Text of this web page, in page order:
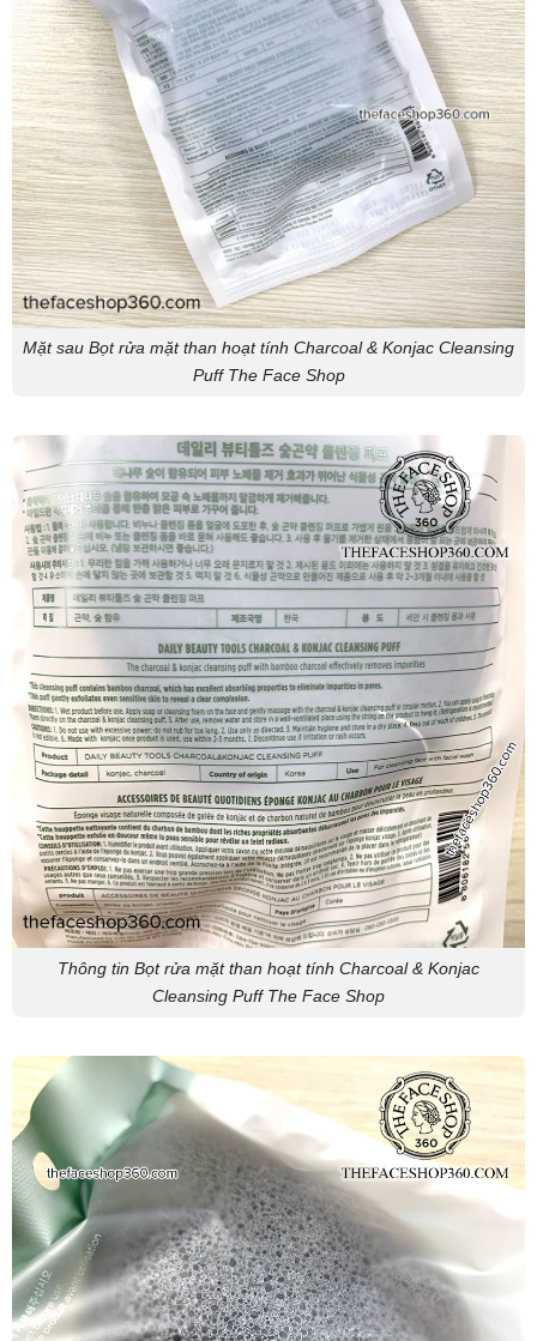
Mặt sau Bọt rửa mặt than hoạt tính Charcoal & Konjac Cleansing
Puff The Face Shop
Thông tin Bọt rửa mặt than hoạt tính Charcoal & Konjac
Cleansing Puff The Face Shop